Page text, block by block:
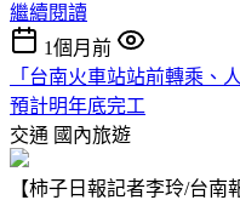
繼續閱讀
1個月前
「台南火車站站前轉乘、
預計明年底完工
交通 國內旅遊
【柿子日報記者李玲/台